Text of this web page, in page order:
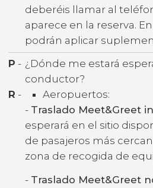
deberéis llamar al
aparece en la reserva.
podrán aplicar
P - ¿Dónde me estará
conductor?
R -
Aeropuertos:
- Traslado Meet&Greet
esperará en el sitio
de pasajeros más
zona de recogida de
- Traslado Meet&Greet